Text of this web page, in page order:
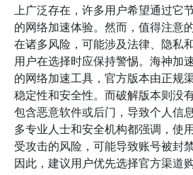
上广泛存在，许多用户希望通过它
的网络加速体验。然而，值得注意
在诸多风险，可能涉及法律、隐私
用户在选择时应保持警惕。海神加
的网络加速工具，官方版本由正规
稳定性和安全性。而破解版本则没
包含恶意软件或后门，导致个人信
多专业人士和安全机构都强调，使
受攻击的风险，可能导致账号被封
因此，建议用户优先选择官方渠道